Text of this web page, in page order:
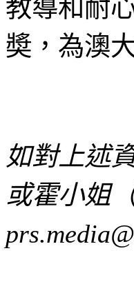
教導和耐
奬，為澳
如對上述
或霍小姐